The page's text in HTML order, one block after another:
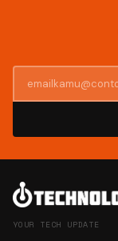
YOUR TECH UPDATE